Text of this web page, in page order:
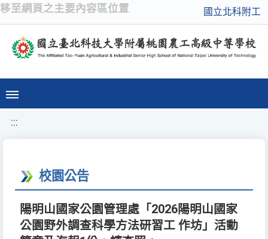
移至網頁之主要內容區位置 國立北科附工
:::
校園公告
陽明山國家公園管理處「2026陽明山國家
公園野外調查科學方法研習工 作坊」活動